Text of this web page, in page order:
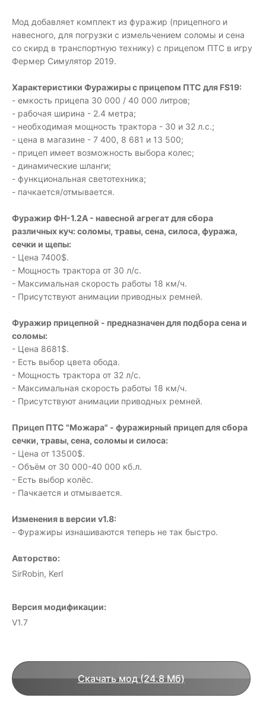
Мод добавляет комплект из фуражир (прицепного и
навесного, для погрузки с измельчением соломы и сена
со скирд в транспортную технику) с прицепом ПТС в игру
Фермер Симулятор 2019.
Характеристики Фуражиры с прицепом ПТС для FS19:
- емкость прицепа 30 000 / 40 000 литров;
- рабочая ширина - 2.4 метра;
- необходимая мощность трактора - 30 и 32 л.с.;
- цена в магазине - 7 400, 8 681 и 13 500;
- прицеп имеет возможность выбора колес;
- динамические шланги;
- функциональная светотехника;
- пачкается/отмывается.
Фуpaжир ФН-1.2A - навесной агрегат для сбора
различных куч: соломы, травы, сена, cилoca, фуража,
сечки и щепы:
- Цена 7400$.
- Мощность трактора от 30 л/с.
- Максимальная скорость работы 18 км/ч.
- Присутствуют анимации приводных ремней.
Фуражир прицепной - предназначен для подбора сена и
соломы:
- Цена 8681$.
- Есть выбор цвета обода.
- Мощность трактора от 32 л/с.
- Максимальная скорость работы 18 км/ч.
- Присутствуют анимации приводных ремней.
Прицеп ПТС "Можара" - фуражирный прицеп для сбора
сечки, травы, сена, соломы и силоса:
- Цена от 13500$.
- Объём от 30 000-40 000 кб.л.
- Есть выбор колёс.
- Пачкается и отмывается.
Изменения в версии v1.8:
- Фуражиры изнашиваются теперь не так быстро.
Авторство:
SirRobin, Kerl
Версия модификации:
V1.7
Скачать мод (24.8 Мб)